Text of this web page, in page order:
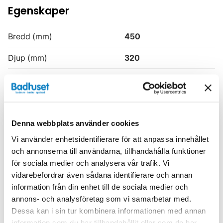
Denna webbplats använder cookies
Vi använder enhetsidentifierare för att anpassa innehållet
och annonserna till användarna, tillhandahålla funktioner
för sociala medier och analysera vår trafik. Vi
vidarebefordrar även sådana identifierare och annan
information från din enhet till de sociala medier och
annons- och analysföretag som vi samarbetar med.
Dessa kan i sin tur kombinera informationen med annan
Egenskaper
Bredd (mm) 450
Djup (mm) 320
Produkttyp Högskåp
Serie H3
Varumärke Haven
SKU: hvv900642-21
MPN: 900642-21